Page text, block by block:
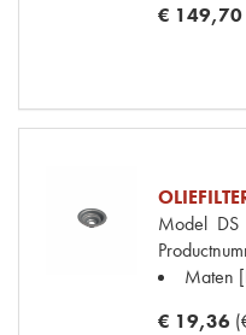
€ 149,70
Model DS
Maten
€ 19,36